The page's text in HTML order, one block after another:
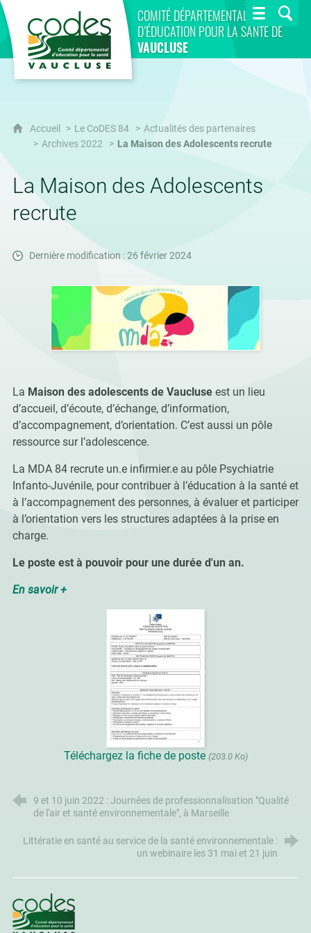
COMITÉ DÉPARTEMENTAL
D’ÉDUCATION POUR LA SANTÉ DE
VAUCLUSE
CoDES 84
Accueil Le CoDES 84
Actualités des partenaires
Archives 2022
La Maison des Adolescents recrute
La Maison des Adolescents
recrute
Dernière modification : 26 février 2024
La Maison des adolescents de Vaucluseest un lieu
d’accueil, d’écoute, d’échange, d’information,
d’accompagnement, d’orientation. C’est aussi un pôle
ressource sur l’adolescence.
La MDA 84 recrute un.e infirmier.e au pôle Psychiatrie
Infanto-Juvénile, pour contribuer à l’éducation à la santé et
à l’accompagnement des personnes, à évaluer et participer
à l’orientation vers les structures adaptées à la prise en
charge.
Le poste est à pouvoir pour une durée d'un an.
En savoir +
Téléchargez la fiche de poste (203.0 Ko)
9 et 10 juin 2022 : Journées de professionnalisation "Qualité
de l'air et santé environnementale", à Marseille
Littératie en santé au service de la santé environnementale :
un webinaire les 31 mai et 21 juin
CoDES 84